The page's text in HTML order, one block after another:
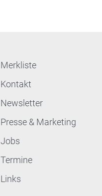
Merkliste
Kontakt
Newsletter
Presse & Marketing
Jobs
Termine
Links